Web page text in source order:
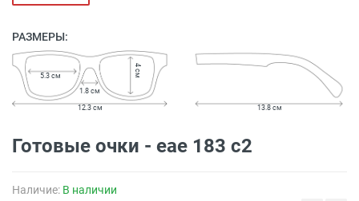
РАЗМЕРЫ:
1.8 см
5.3 см 4 см
12.3 см 13.8 см
Готовые очки - eae 183 c2
Наличие: В наличии